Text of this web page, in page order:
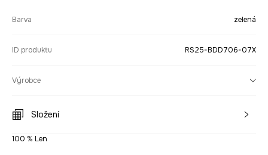
Barva zelená
ID produktu RS25-BDD706-07X
Výrobce
Složení
100 % Len